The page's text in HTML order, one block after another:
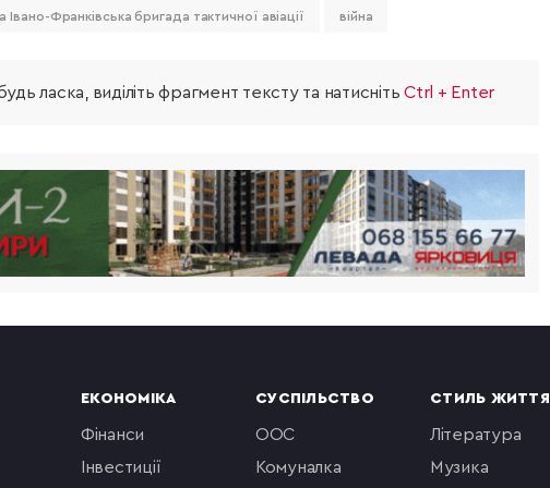
а Івано-Франківська бригада тактичної авіації війна
ласка, виділіть фрагмент тексту та натиснітьCtrl + Enter
ЕКОНОМІКА
фінанси
інвестиції
СУСПІЛЬСТВО
ООС
комуналка
СТИЛЬ ЖИТТЯ
література
музика